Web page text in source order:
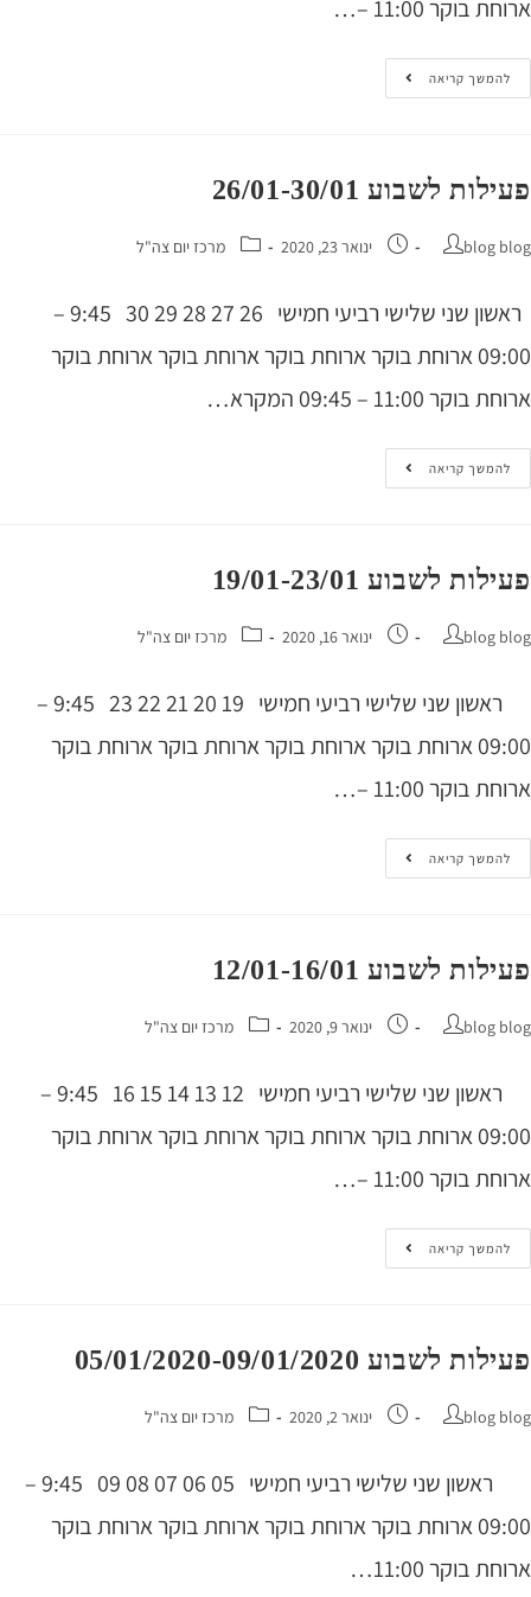
בוקר 11:00 –…
קריאה
לשבוע 26/01-30/01
blog ינואר 23, 2020 מרכז יום צה"ל
ראשון שני שלישי רביעי חמישי 26 27 28 29 30 9:45 –
09:00 ארוחת בוקר ארוחת בוקר ארוחת בוקר ארוחת בוקר
11:00 – 09:45 המקרא…
קריאה
לשבוע 19/01-23/01
blog ינואר 16, 2020 מרכז יום צה"ל
ראשון שני שלישי רביעי חמישי 19 20 21 22 23 9:45 –
09:00 ארוחת בוקר ארוחת בוקר ארוחת בוקר ארוחת בוקר
בוקר 11:00 –…
קריאה
לשבוע 12/01-16/01
blog ינואר 9, 2020 מרכז יום צה"ל
ראשון שני שלישי רביעי חמישי 12 13 14 15 16 9:45 –
09:00 ארוחת בוקר ארוחת בוקר ארוחת בוקר ארוחת בוקר
בוקר 11:00 –…
קריאה
לשבוע 05/01/2020-09/01/2020
blog ינואר 2, 2020 מרכז יום צה"ל
ראשון שני שלישי רביעי חמישי 05 06 07 08 09 9:45 –
09:00 ארוחת בוקר ארוחת בוקר ארוחת בוקר ארוחת בוקר
בוקר 11:00…